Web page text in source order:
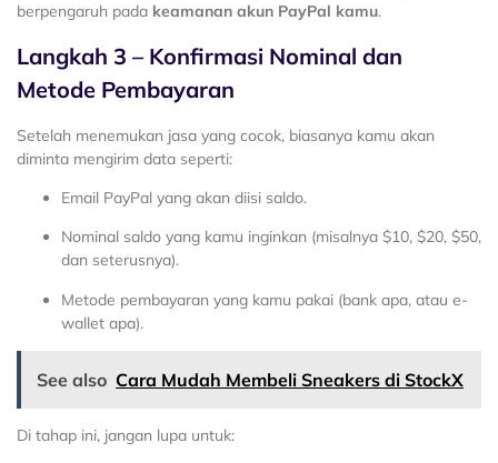
berpengaruh pada keamanan akun PayPal kamu.
Langkah 3 – Konfirmasi Nominal dan
Metode Pembayaran
Setelah menemukan jasa yang cocok, biasanya kamu akan
diminta mengirim data seperti:
Email PayPal yang akan diisi saldo.
Nominal saldo yang kamu inginkan (misalnya $10, $20, $50,
dan seterusnya).
Metode pembayaran yang kamu pakai (bank apa, atau e-
wallet apa).
See also Cara Mudah Membeli Sneakers di StockX
Di tahap ini, jangan lupa untuk: